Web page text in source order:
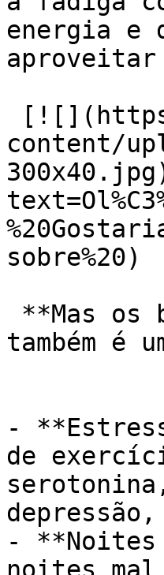
energia e
aproveitar
content/
sobre%20)
também é
-
de
- **Noites